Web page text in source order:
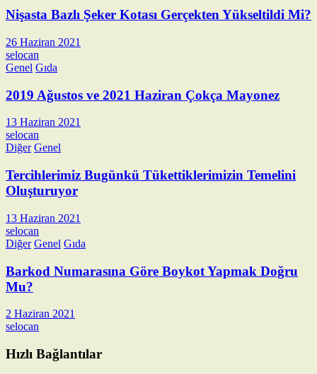
Nişasta Bazlı Şeker Kotası Gerçekten Yükseltildi Mi?
26 Haziran 2021
selocan
Genel Gıda
2019 Ağustos ve 2021 Haziran Çokça Mayonez
13 Haziran 2021
selocan
Diğer Genel
Tercihlerimiz Bugünkü Tükettiklerimizin Temelini
Oluşturuyor
13 Haziran 2021
selocan
Diğer Genel Gıda
Barkod Numarasına Göre Boykot Yapmak Doğru
Mu?
2 Haziran 2021
selocan
Hızlı Bağlantılar